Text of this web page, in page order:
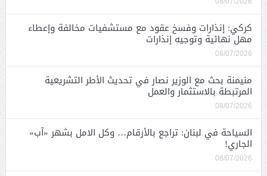
كركي: إنذارات وفسخ عقود مع مستشفيات مخالفة وإعطاء
مهل نهائية وتوجيه إنذارات
08/07/2026
منيمنة بحث مع الوزير نصار في تحديث الأطر التشريعية
المرتبطة بالاستثمار والعمل
08/07/2026
السياحة في لبنان: تراجع بالأرقام… وكل الامل بشهر «آب»
الجاري!
08/07/2026